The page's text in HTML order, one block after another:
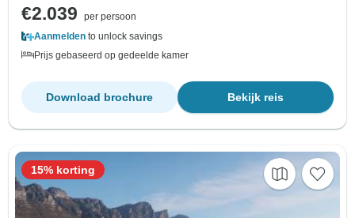
€2.039
per persoon
Aanmelden to unlock savings
Prijs gebaseerd op gedeelde kamer
Bekijk reis
Download brochure
15% korting